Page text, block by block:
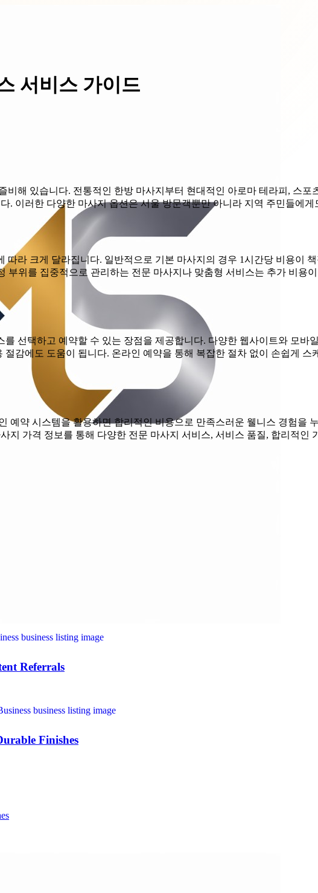
서비스 가이드
해 있습니다. 전통적인 한방 마사지부터 현대적인 아로마 테라피, 스포
. 이러한 다양한 마사지 옵션은 서울 방문객뿐만 아니라 지역 주민들에
라 크게 달라집니다. 일반적으로 기본 마사지의 경우 1시간당 비용이
부위를 집중적으로 관리하는 전문 마사지나 맞춤형 서비스는 추가 비용
선택하고 예약할 수 있는 장점을 제공합니다. 다양한 웹사이트와 모바
감에도 도움이 됩니다. 온라인 예약을 통해 복잡한 절차 없이 손쉽게 스
약 시스템을 활용하면 합리적인 비용으로 만족스러운 웰니스 경험을
지 가격 정보를 통해 다양한 전문 마사지 서비스, 서비스 품질, 합리적인
Referrals
Finishes